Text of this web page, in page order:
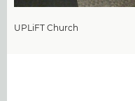
UPLiFT Church